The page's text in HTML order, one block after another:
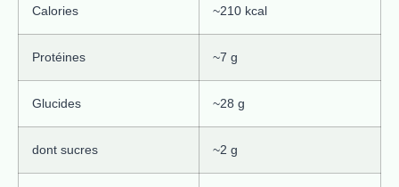
Calories ~210 kcal
Protéines ~7 g
Glucides ~28 g
dont sucres ~2 g